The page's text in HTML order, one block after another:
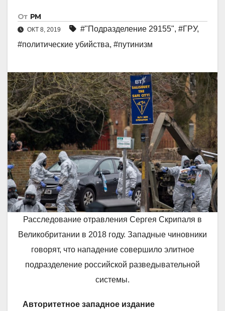
От РМ
ОКТ 8, 2019 #"Подразделение 29155", #ГРУ,
#политические убийства, #путинизм
Расследование отравления Сергея Скрипаля в
Великобритании в 2018 году. Западные чиновники
говорят, что нападение совершило элитное
подразделение российской разведывательной
системы.
Авторитетное западное издание